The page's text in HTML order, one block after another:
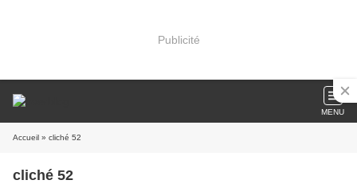
Publicité
MENU
Accueil » cliché 52
cliché 52